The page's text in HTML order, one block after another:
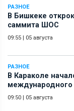
РАЗНОЕ
В Бишкеке
саммита ШОС
09:55 | 05 августа
РАЗНОЕ
В Караколе
международного
09:50 | 05 августа